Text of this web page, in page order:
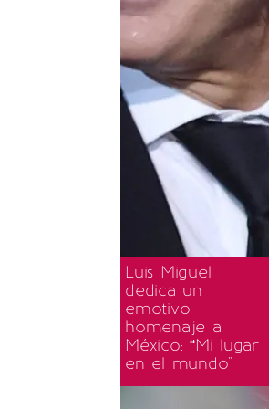
Luis Miguel
dedica un
emotivo
homenaje a
México: “Mi lugar
en el mundo"